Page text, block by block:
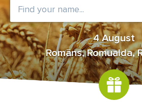
4 August
Romāns, Romualda,